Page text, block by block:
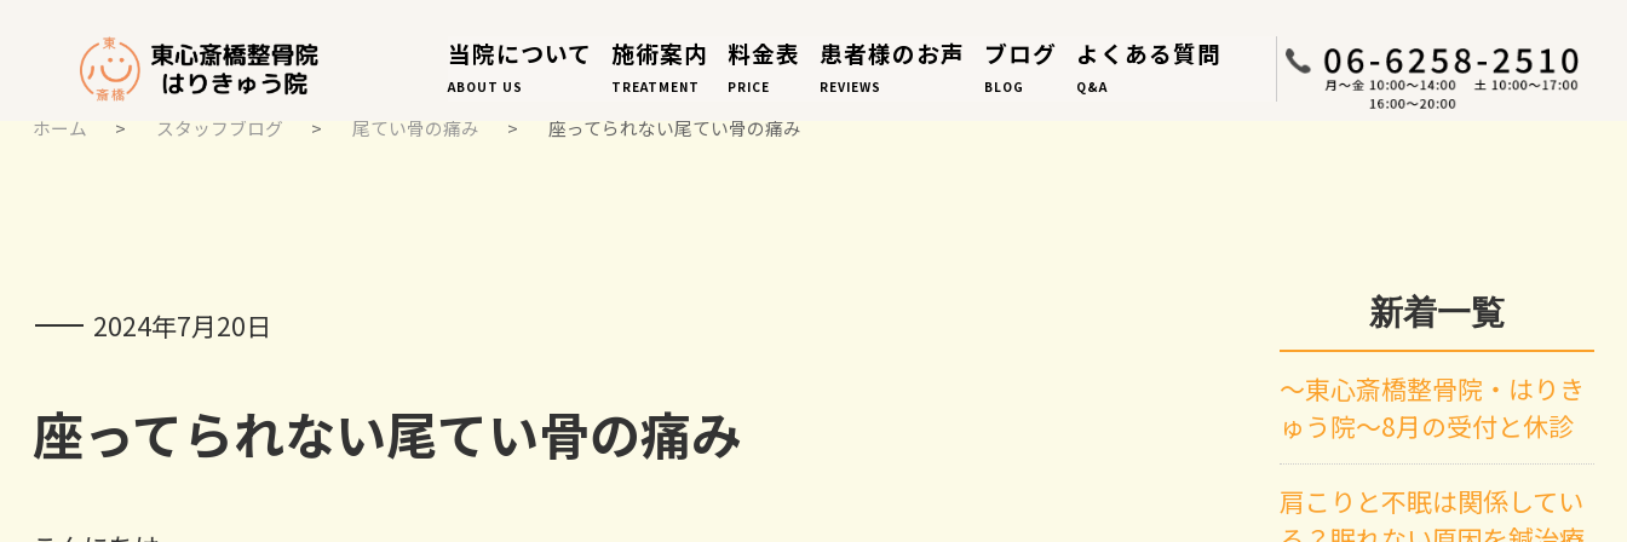
当院について
ABOUT US
施術案内
TREATMENT
料金表
PRICE
患者様のお声
REVIEWS
ブログ
BLOG
よくある質問
Q&A
ホーム > スタッフブログ > 尾てい骨の痛み > 座ってられない尾てい骨の痛み
2024年7月20日
座ってられない尾てい骨の痛み
新着一覧
～東心斎橋整骨院・はりき
ゅう院～8月の受付と休診
肩こりと不眠は関係してい